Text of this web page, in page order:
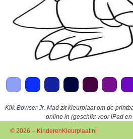
KlikBowser Jr. Madzit kleurplaat om de
online in (geschikt voor iPad en
© 2026 – KinderenKleurplaat.nl